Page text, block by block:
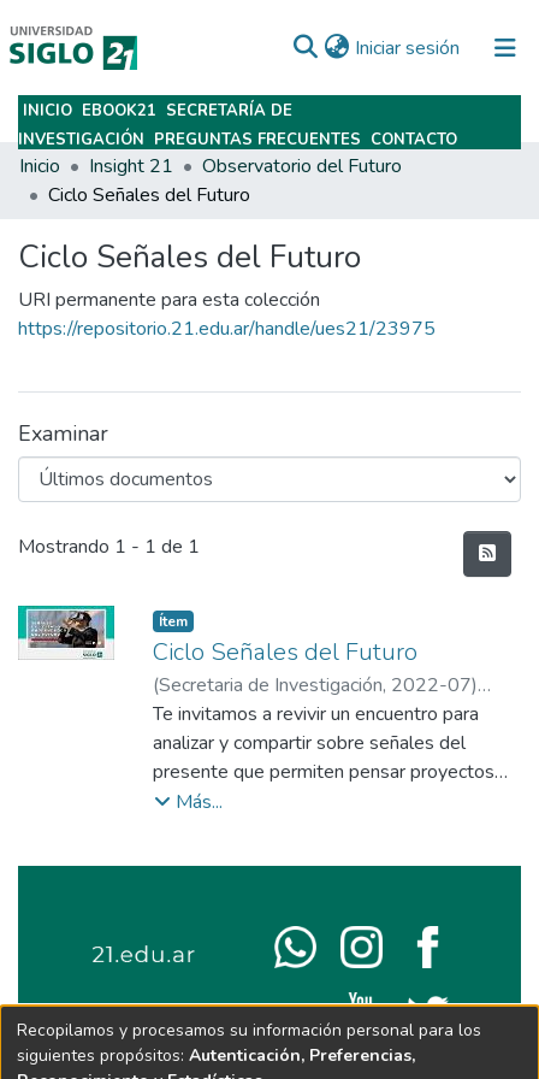
Iniciar sesión (current)
Subir
INICIO EBOOK21 SECRETARÍA DE
INVESTIGACIÓN PREGUNTAS FRECUENTES CONTACTO
Inicio Insight 21
Observatorio del Futuro
Ciclo Señales del Futuro
Ciclo Señales del Futuro
URI permanente para esta colección
https://repositorio.21.edu.ar/handle/ues21/23975
Examinar
Últimos documentos
Mostrando 1 - 1 de 1
Item type:
Ítem,
Ciclo Señales del Futuro
(Secretaria de Investigación, 2022-07)
Pallaro, Andrés;Director del Observatorio
del Futuro
Te invitamos a revivir un encuentro para
analizar y compartir sobre señales del
presente que permiten pensar proyectos
vinculados al futuro.
Más...
Recopilamos y procesamos su información personal para los
siguientes propósitos: Autenticación, Preferencias,